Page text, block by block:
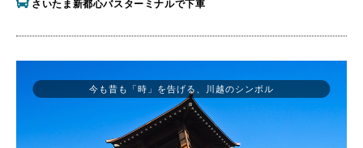
さいたま新都心バスターミナルで下車
今も昔も「時」を告げる、川越のシンボル